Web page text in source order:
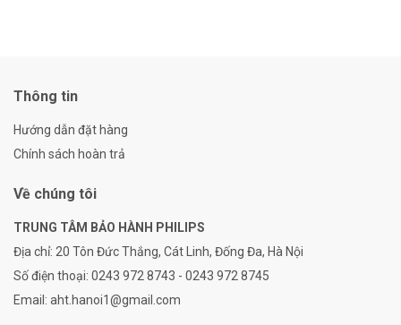
Thông tin
Hướng dẫn đặt hàng
Chính sách hoàn trả
Về chúng tôi
TRUNG TÂM BẢO HÀNH PHILIPS
Địa chỉ: 20 Tôn Đức Thắng, Cát Linh, Đống Đa, Hà Nội
Số điện thoại: 0243 972 8743 - 0243 972 8745
Email: aht.hanoi1@gmail.com